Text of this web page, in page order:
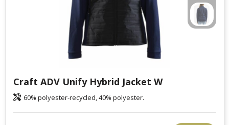
Craft ADV Unify Hybrid Jacket W
60% polyester-recycled, 40% polyester.